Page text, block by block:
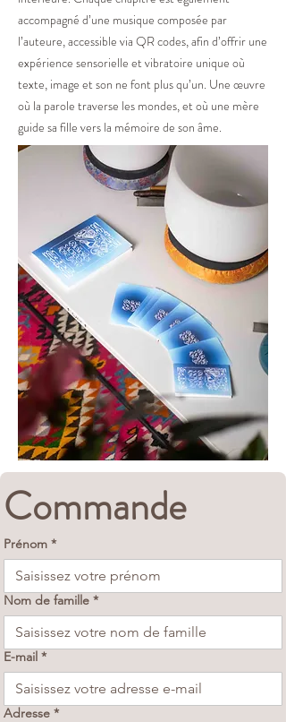
accompagné d’une musique composée par
l’auteure, accessible via QR codes, afin d’offrir une
expérience sensorielle et vibratoire unique où
texte, image et son ne font plus qu’un. Une œuvre
où la parole traverse les mondes, et où une mère
guide sa fille vers la mémoire de son âme.
Commande
Prénom *
Nom de famille *
E-mail *
Adresse *